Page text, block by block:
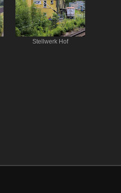
Stellwerk Hof